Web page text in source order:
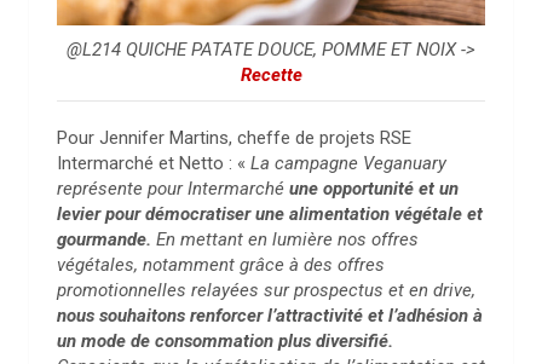
@L214 QUICHE PATATE DOUCE, POMME ET NOIX ->
Recette
Pour Jennifer Martins, cheffe de projets RSE
Intermarché et Netto : « La campagne Veganuary
représente pour Intermarché une opportunité et un
levier pour démocratiser une alimentation végétale et
gourmande. En mettant en lumière nos offres
végétales, notamment grâce à des offres
promotionnelles relayées sur prospectus et en drive,
nous souhaitons renforcer l’attractivité et l’adhésion à
un mode de consommation plus diversifié.